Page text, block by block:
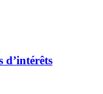
d’intérêts